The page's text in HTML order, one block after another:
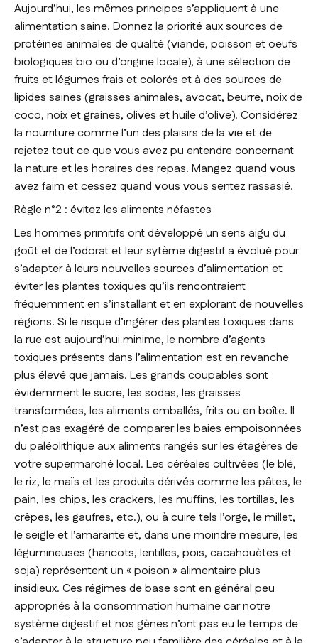
Aujourd’hui, les mêmes principes s’appliquent à une
alimentation saine. Donnez la priorité aux sources de
protéines animales de qualité (viande, poisson et oeufs
biologiques bio ou d’origine locale), à une sélection de
fruits et légumes frais et colorés et à des sources de
lipides saines (graisses animales, avocat, beurre, noix de
coco, noix et graines, olives et huile d’olive). Considérez
la nourriture comme l’un des plaisirs de la vie et de
rejetez tout ce que vous avez pu entendre concernant
la nature et les horaires des repas. Mangez quand vous
avez faim et cessez quand vous vous sentez rassasié.
Règle n°2 : évitez les aliments néfastes
Les hommes primitifs ont développé un sens aigu du
goût et de l’odorat et leur sytème digestif a évolué pour
s’adapter à leurs nouvelles sources d’alimentation et
éviter les plantes toxiques qu’ils rencontraient
fréquemment en s’installant et en explorant de nouvelles
régions. Si le risque d’ingérer des plantes toxiques dans
la rue est aujourd’hui minime, le nombre d’agents
toxiques présents dans l’alimentation est en revanche
plus élevé que jamais. Les grands coupables sont
évidemment le sucre, les sodas, les graisses
transformées, les aliments emballés, frits ou en boîte. Il
n’est pas exagéré de comparer les baies empoisonnées
du paléolithique aux aliments rangés sur les étagères de
votre supermarché local. Les céréales cultivées (leblé,
le riz, le maïs et les produits dérivés comme les pâtes, le
pain, les chips, les crackers, les muffins, les tortillas, les
crêpes, les gaufres, etc.), ou à cuire tels l’orge, le millet,
le seigle et l’amarante et, dans une moindre mesure, les
légumineuses (haricots, lentilles, pois, cacahouètes et
soja) représentent un « poison » alimentaire plus
insidieux. Ces régimes de base sont en général peu
appropriés à la consommation humaine car notre
système digestif et nos gènes n’ont pas eu le temps de